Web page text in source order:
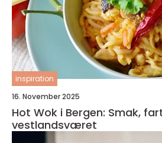
inspiration
16. November 2025
Hot Wok i Bergen: Smak,
vestlandsværet